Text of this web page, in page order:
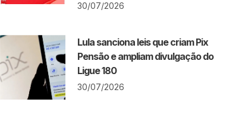
30/07/2026
Lula sanciona leis que criam Pix
Pensão e ampliam divulgação do
Ligue 180
30/07/2026